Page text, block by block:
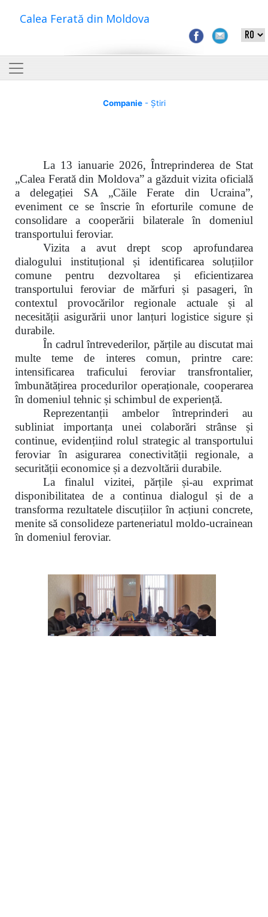
Calea Ferată din Moldova
Companie- Știri
La 13 ianuarie 2026, Întreprinderea de Stat
„Calea Ferată din Moldova” a găzduit vizita oficială
a delegației SA „Căile Ferate din Ucraina”,
eveniment ce se înscrie în eforturile comune de
consolidare a cooperării bilaterale în domeniul
transportului feroviar.
Vizita a avut drept scop aprofundarea
dialogului instituțional și identificarea soluțiilor
comune pentru dezvoltarea și eficientizarea
transportului feroviar de mărfuri și pasageri, în
contextul provocărilor regionale actuale și al
necesității asigurării unor lanțuri logistice sigure și
durabile.
În cadrul întrevederilor, părțile au discutat mai
multe teme de interes comun, printre care:
intensificarea traficului feroviar transfrontalier,
îmbunătățirea procedurilor operaționale, cooperarea
în domeniul tehnic și schimbul de experiență.
Reprezentanții ambelor întreprinderi au
subliniat importanța unei colaborări strânse și
continue, evidențiind rolul strategic al transportului
feroviar în asigurarea conectivității regionale, a
securității economice și a dezvoltării durabile.
La finalul vizitei, părțile și-au exprimat
disponibilitatea de a continua dialogul și de a
transforma rezultatele discuțiilor în acțiuni concrete,
menite să consolideze parteneriatul moldo-ucrainean
în domeniul feroviar.